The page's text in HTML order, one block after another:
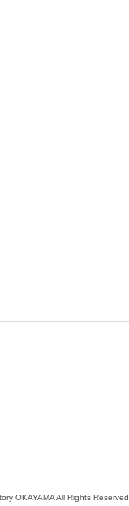
OKAYAMA All Rights Reserved.